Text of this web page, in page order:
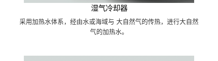
湿气冷却器
采用加热水体系，经由水或海域与 大自然气的传热，进行大自然
气的加热水。